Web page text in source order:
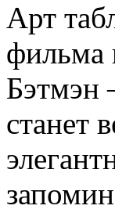
Арт
фильма
Бэтмэн
станет